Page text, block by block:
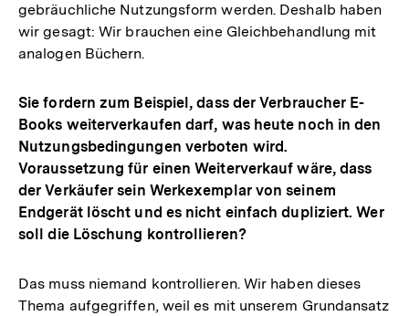
gebräuchliche Nutzungsform werden. Deshalb haben
wir gesagt: Wir brauchen eine Gleichbehandlung mit
analogen Büchern.
Sie fordern zum Beispiel, dass der Verbraucher E-
Books weiterverkaufen darf, was heute noch in den
Nutzungsbedingungen verboten wird.
Voraussetzung für einen Weiterverkauf wäre, dass
der Verkäufer sein Werkexemplar von seinem
Endgerät löscht und es nicht einfach dupliziert. Wer
soll die Löschung kontrollieren?
Das muss niemand kontrollieren. Wir haben dieses
Thema aufgegriffen, weil es mit unserem Grundansatz